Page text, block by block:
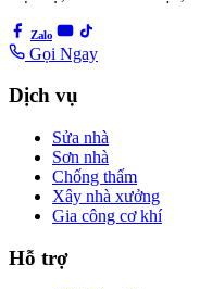
Zalo
Gọi Ngay
Dịch vụ
Sửa nhà
Sơn nhà
Chống thấm
Xây nhà xưởng
Gia công cơ khí
Hỗ trợ